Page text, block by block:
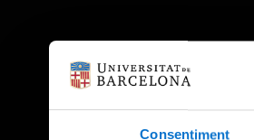
Consentiment